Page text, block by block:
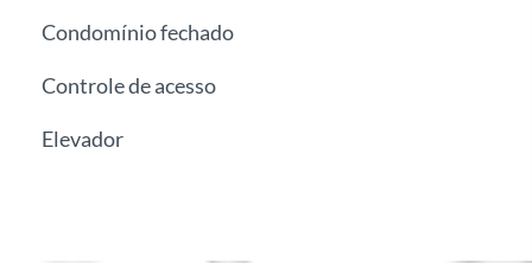
Condomínio fechado
Controle de acesso
Elevador